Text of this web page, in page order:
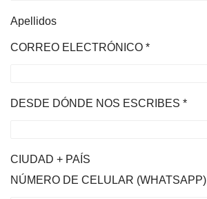
Apellidos
CORREO ELECTRÓNICO *
DESDE DÓNDE NOS ESCRIBES *
CIUDAD + PAÍS
NÚMERO DE CELULAR (WHATSAPP)